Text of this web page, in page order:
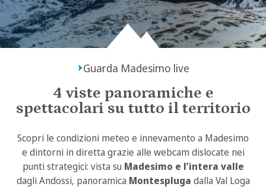
Guarda Madesimo live
4 viste panoramiche e
spettacolari su tutto il territorio
Scopri le condizioni meteo e innevamento a Madesimo
e dintorni in diretta grazie alle webcam dislocate nei
punti strategici: vista su Madesimo e l’intera valle
dagli Andossi, panoramica Montespluga dalla Val Loga